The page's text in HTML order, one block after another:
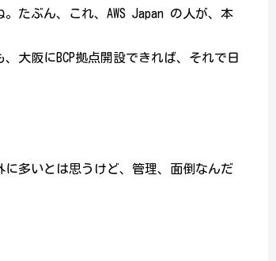
たぶん、これ、AWS Japan の人が、本
大阪にBCP拠点開設できれば、それで日
多いとは思うけど、管理、面倒なんだ